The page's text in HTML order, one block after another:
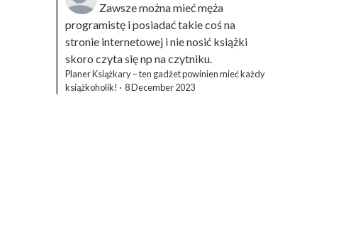
Zawsze można mieć męża
programistę i posiadać takie coś na
stronie internetowej i nie nosić książki
skoro czyta się np na czytniku.
Planer Książkary – ten gadżet powinien mieć każdy
książkoholik! · 8 December 2023